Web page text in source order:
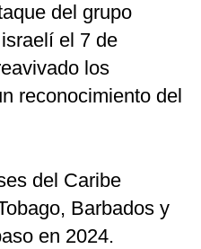
del grupo
el 7 de
los
reconocimiento del
del Caribe
Barbados y
en 2024.